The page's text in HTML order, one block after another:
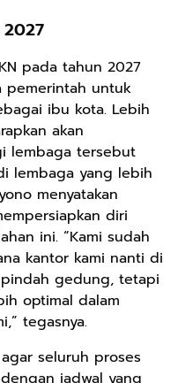
pada tahun 2027
pemerintah untuk
ibu kota. Lebih
akan
lembaga tersebut
lembaga yang lebih
menyatakan
diri
ini. “Kami sudah
kantor kami nanti di
gedung, tetapi
optimal dalam
tegasnya.
seluruh proses
jadwal yang